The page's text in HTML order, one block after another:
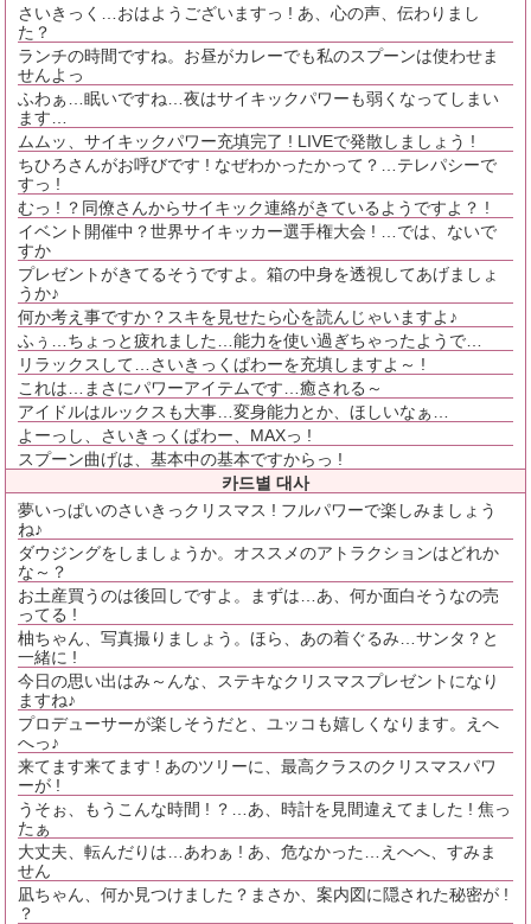
さいきっく…おはようございますっ ! あ、心の声、伝わりまし
た？
ランチの時間ですね。お昼がカレーでも私のスプーンは使わせま
せんよっ
ふわぁ…眠いですね…夜はサイキックパワーも弱くなってしまい
ます…
ムムッ、サイキックパワー充填完了 ! LIVEで発散しましょう !
ちひろさんがお呼びです ! なぜわかったかって？…テレパシーで
すっ !
むっ ! ？同僚さんからサイキック連絡がきているようですよ？ !
イベント開催中？世界サイキッカー選手権大会 ! …では、ないで
すか
プレゼントがきてるそうですよ。箱の中身を透視してあげましょ
うか♪
何か考え事ですか？スキを見せたら心を読んじゃいますよ♪
ふぅ…ちょっと疲れました…能力を使い過ぎちゃったようで…
リラックスして…さいきっくぱわーを充填しますよ～ !
これは…まさにパワーアイテムです…癒される～
アイドルはルックスも大事…変身能力とか、ほしいなぁ…
よーっし、さいきっくぱわー、MAXっ !
スプーン曲げは、基本中の基本ですからっ !
카드별 대사
夢いっぱいのさいきっクリスマス ! フルパワーで楽しみましょう
ね♪
ダウジングをしましょうか。オススメのアトラクションはどれか
な～？
お土産買うのは後回しですよ。まずは…あ、何か面白そうなの売
ってる !
柚ちゃん、写真撮りましょう。ほら、あの着ぐるみ…サンタ？と
一緒に !
今日の思い出はみ～んな、ステキなクリスマスプレゼントになり
ますね♪
プロデューサーが楽しそうだと、ユッコも嬉しくなります。えへ
へっ♪
来てます来てます ! あのツリーに、最高クラスのクリスマスパワ
ーが !
うそぉ、もうこんな時間 ! ？…あ、時計を見間違えてました ! 焦っ
たぁ
大丈夫、転んだりは…あわぁ ! あ、危なかった…えへへ、すみま
せん
凪ちゃん、何か見つけました？まさか、案内図に隠された秘密が !
？